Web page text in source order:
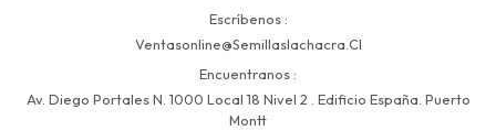
Escríbenos
Ventasonline@semillaslachacra.cl
Encuentranos
Av. Diego Portales N. 1000 Local 18 Nivel 2 . Edificio España. Puerto
Montt